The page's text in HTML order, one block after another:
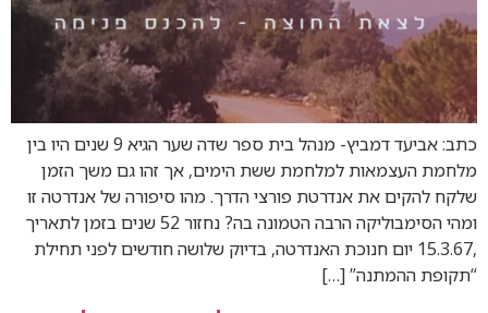
כתב: אביעד דמביץ- מנהל בית ספר שדה שער הגיא 9 שנים היו בין
מלחמת העצמאות למלחמת ששת הימים, אך זהו גם משך הזמן
שלקח להקים את אנדרטת פורצי הדרך. מהו סיפורה של אנדרטה זו
ומהי הסימבוליקה הרבה הטמונה בה? נחזור 52 שנים בזמן לתאריך
,15.3.67 יום חנוכת האנדרטה, בדיוק שלושה חודשים לפני תחילת
“תקופת ההמתנה” […]